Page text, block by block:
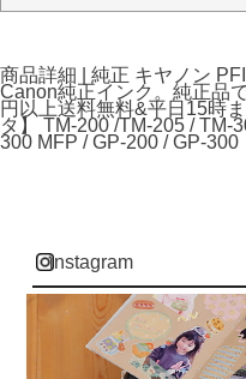
商品詳細 | 純正 キヤノン
Canon純正インク。純正品
円以上送料無料&平日15時
タ】 TM-200 /TM-205 / TM-
300 MFP / GP-200 / GP-300
instagram